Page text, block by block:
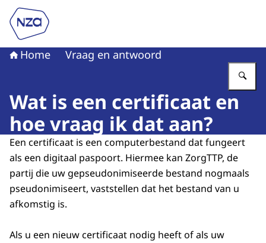
Naar de homepage van Nederlandse Zorgautoriteit
Home Vraag en antwoord
Wat is een certificaat en
hoe vraag ik dat aan?
Een certificaat is een computerbestand dat fungeert
als een digitaal paspoort. Hiermee kan ZorgTTP, de
partij die uw gepseudonimiseerde bestand nogmaals
pseudonimiseert, vaststellen dat het bestand van u
afkomstig is.
Als u een nieuw certificaat nodig heeft of als uw